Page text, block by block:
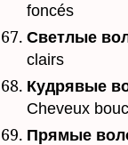
foncés
Светлые
clairs
Кудрявые
Cheveux
Прямые